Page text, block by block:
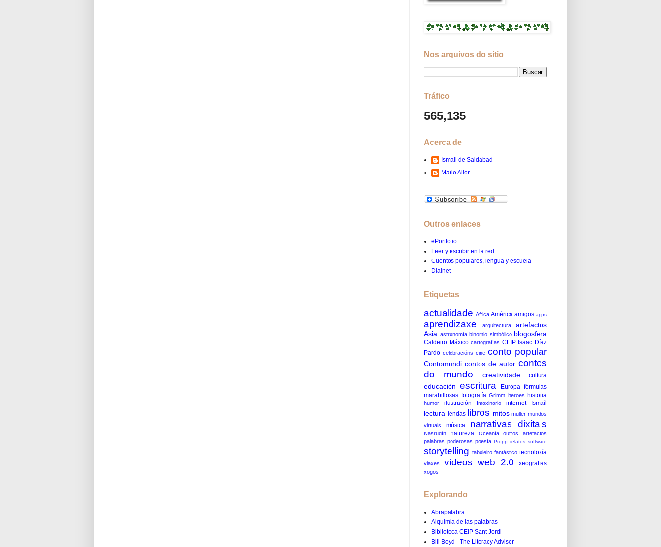
Nos arquivos do sitio
Tráfico
565,135
Acerca de
Ismail de Saidabad
Mario Aller
Outros enlaces
ePortfolio
Leer y escribir en la red
Cuentos populares, lengua y escuela
Dialnet
Etiquetas
actualidade Africa América amigos apps
aprendizaxe arquitectura
artefactos
Asia astronomía binomio simbólico blogosfera
Caldeiro Máxico cartografías CEIP Isaac Díaz
Pardo celebracións cine conto popular
Contomundi contos de autor contos
do mundo
creatividade cultura
educación escritura Europa fórmulas
marabillosas fotografía Grimm heroes historia
humor ilustración Imaxinario internet Ismaíl
lectura lendas libros mitos muller mundos
virtuais
música narrativas dixitais
Nasrudín natureza Oceanía
outros artefactos
palabras poderosas poesía Propp relatos software
storytelling taboleiro fantástico tecnoloxía
viaxes vídeos web 2.0 xeografías
xogos
Explorando
Abrapalabra
Alquimia de las palabras
Biblioteca CEIP Sant Jordi
Bill Boyd - The Literacy Adviser